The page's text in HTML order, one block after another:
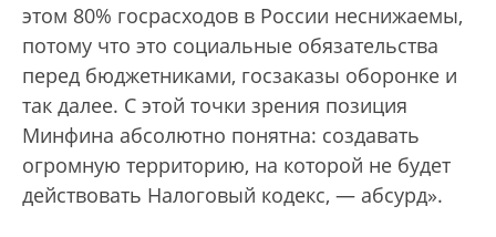
этом 80% госрасходов в России неснижаемы,
потому что это социальные обязательства
перед бюджетниками, госзаказы оборонке и
так далее. С этой точки зрения позиция
Минфина абсолютно понятна: создавать
огромную территорию, на которой не будет
действовать Налоговый кодекс, — абсурд».